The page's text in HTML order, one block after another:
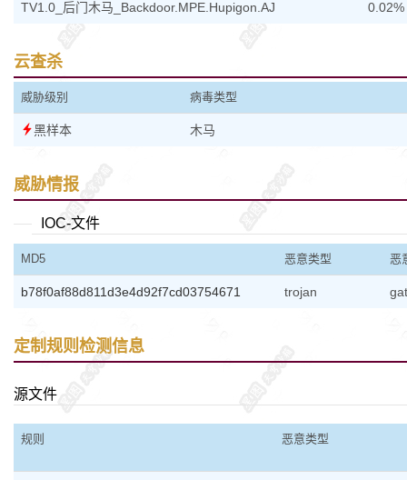
TV1.0_后门木马_Backdoor.MPE.Hupigon.AJ 0.02%
云查杀
威胁级别 病毒类型
黑样本 木马
威胁情报
IOC-文件
MD5 恶意类型 恶
b78f0af88d811d3e4d92f7cd03754671 trojan
定制规则检测信息
源文件
规则 恶意类型